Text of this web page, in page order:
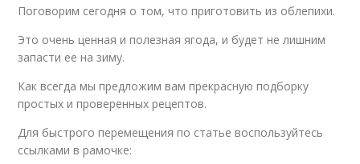
Поговорим сегодня о том, что приготовить из облепихи.
Это очень ценная и полезная ягода, и будет не лишним
запасти ее на зиму.
Как всегда мы предложим вам прекрасную подборку
простых и проверенных рецептов.
Для быстрого перемещения по статье воспользуйтесь
ссылками в рамочке: